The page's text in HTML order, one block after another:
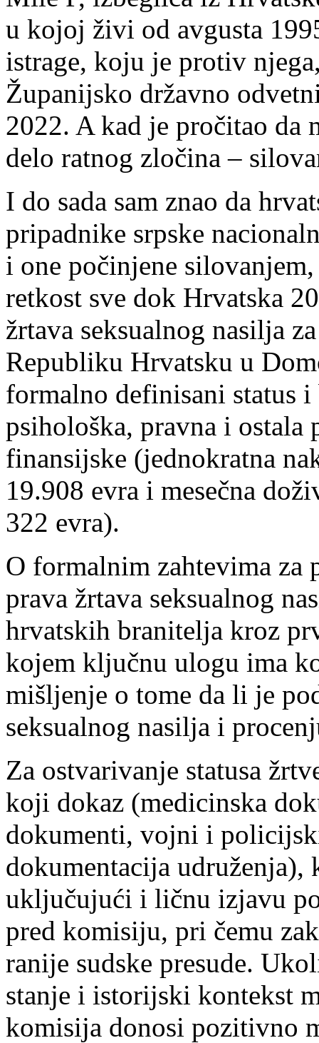
u kojoj živi od avgusta
istrage, koju je protiv
Županijsko državno
2022. A kad je pročitao da
delo ratnog zločina –
I do sada sam znao da
pripadnike srpske
i one počinjene
retkost sve dok Hrvatska
žrtava seksualnog nasilja
Republiku Hrvatsku u
formalno definisani status
psihološka, pravna i
finansijske (jednokratna
19.908 evra i mesečna
322 evra).
O formalnim zahtevima za
prava žrtava seksualnog
hrvatskih branitelja kroz
kojem ključnu ulogu ima
mišljenje o tome da li je
seksualnog nasilja i
Za ostvarivanje statusa
koji dokaz (medicinska
dokumenti, vojni i
dokumentacija
uključujući i ličnu izjavu
pred komisiju, pri čemu
ranije sudske presude.
stanje i istorijski kontekst
komisija donosi pozitivno